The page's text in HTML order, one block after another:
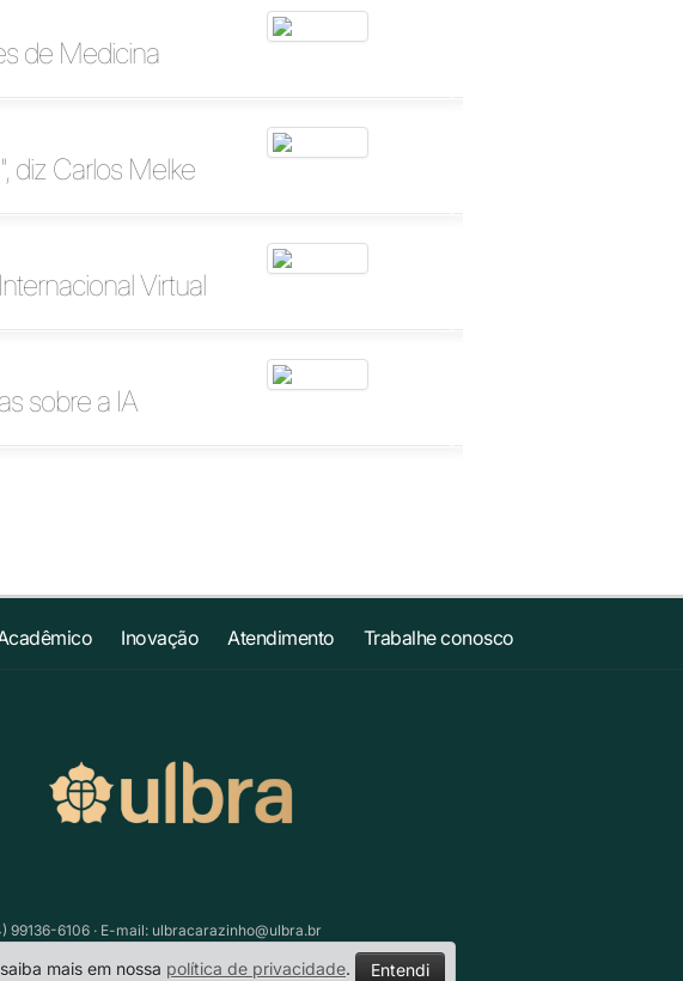
de Medicina
diz Carlos Melke
Virtual
sobre a IA
Inovação Atendimento Trabalhe conosco
99136-6106 · E-mail: ulbracarazinho@ulbra.br
mais em nossa política de privacidade. Entendi